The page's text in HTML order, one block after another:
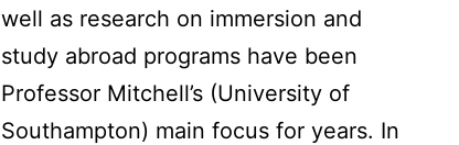
well as research on immersion and
study abroad programs have been
Professor Mitchell’s (University of
Southampton) main focus for years. In